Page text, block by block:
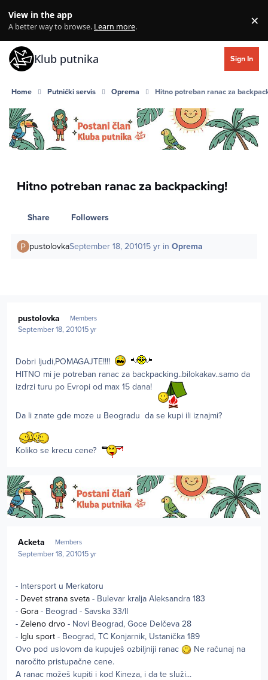
View in the app
A better way to browse. Learn more. ×
Klub putnika Sign In
Home Putnički servis Oprema Hitno potreban ranac za
Hitno potreban ranac za backpacking!
Share Followers
pustolovkaSeptember 18, 201015 yr inOprema
pustolovka Members
September 18, 201015 yr
Dobri ljudi,POMAGAJTE!!!!
HITNO mi je potreban ranac za backpacking..bilokakav..samo da
izdrzi turu po Evropi od max 15 dana!
Da li znate gde moze u Beogradu da se kupi ili iznajmi?
Koliko se krecu cene?
Acketa Members
September 18, 201015 yr
- Intersport u Merkatoru
- Devet strana sveta - Bulevar kralja Aleksandra 183
- Gora - Beograd - Savska 33/II
- Zeleno drvo - Novi Beograd, Goce Delčeva 28
- Iglu sport - Beograd, TC Konjarnik, Ustanička 189
Ovo pod uslovom da kupuješ ozbiljniji ranac
Ne računaj na
naročito pristupačne cene.
A ranac možeš kupiti i kod Kineza, i da te služi...